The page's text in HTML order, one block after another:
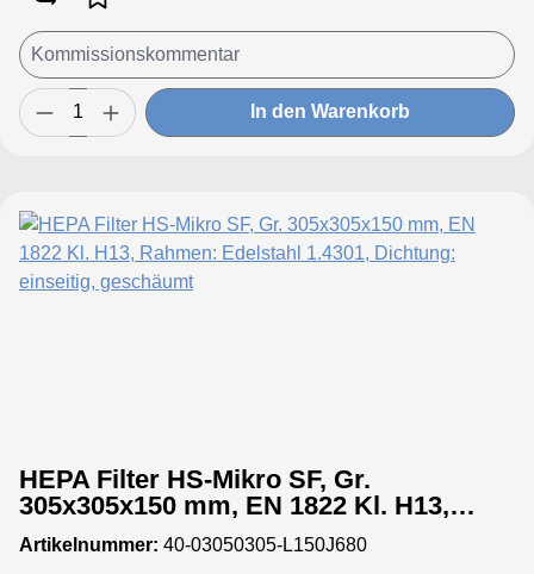
In den Warenkorb
HEPA Filter HS-Mikro SF, Gr.
305x305x150 mm, EN 1822 Kl. H13,
Rahmen: Edelstahl 1.4301, Dichtung:
einseitig, geschäumt
Artikelnummer: 40-03050305-L150J680